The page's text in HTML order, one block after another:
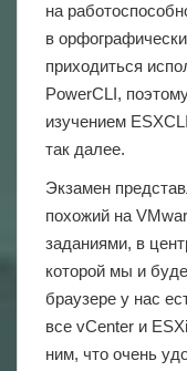
на
в
приходиться
PowerCLI,
изучением
так далее.
Экзамен
похожий на
заданиями, в
которой мы и
браузере у нас
все vCenter и
ним, что очень